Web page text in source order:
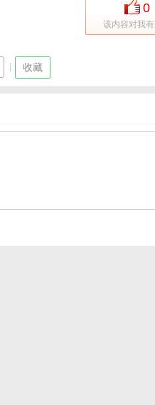
0
该内容对我
收藏